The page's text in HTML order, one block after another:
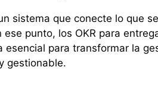
sistema que conecte lo que
ese punto, los OKR para
esencial para transformar la
gestionable.